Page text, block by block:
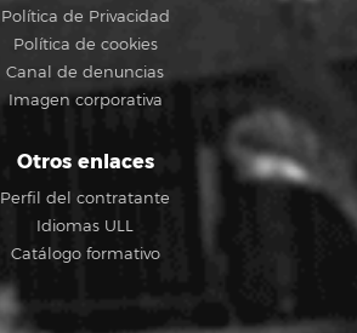
Política de Privacidad
Política de cookies
Canal de denuncias
Imagen corporativa
Otros enlaces
Perfil del contratante
Idiomas ULL
Catálogo formativo